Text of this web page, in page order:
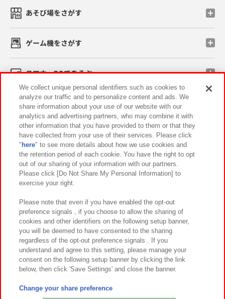
あそび場をさがす
ゲーム機をさがす
スマホ・PCであそぶ
イベント・キャンペーン
関連会社 サステナビリティ サイトポリシー
プライバシーポリシー ウェブアクセシビリティ方針と検証結果
お取引先さまとともに
カスタマーハラスメント対応方針 よくあるご質問・お問い合わせ
©Bandai Namco Amusement Inc.
©Bandai Namco Amusement Lab Inc.
We collect unique personal identifiers such as cookies to
analyze our traffic and to personalize content and ads. We
share information about your use of our website with our
analytics and advertising partners, who may combine it with
other information that you have provided to them or that they
have collected from your use of their services. Please click
" here" to see more details about how we use cookies and
the retention period of each cookie. You have the right to opt
out of our sharing of your information with our partners.
Please click [Do Not Share My Personal Information] to
exercise your right.
Please note that even if you have enabled the opt-out
preference signals , if you choose to allow the sharing of
cookies and other identifiers on the following setup banner,
you will be deemed to have consented to the sharing
regardless of the opt-out preference signals . If you
understand and agree to this setting, please manage your
consent on the following setup banner by clicking the link
below, then click 'Save Settings' and close the banner.
Change your share preference